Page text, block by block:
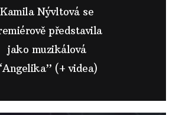
Kamila Nývltová se
představila
jako muzikálová
(+ videa)